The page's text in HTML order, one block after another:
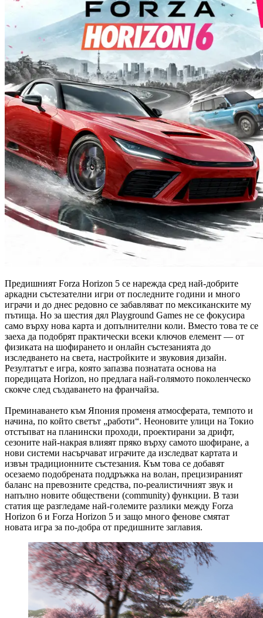
Предишният Forza Horizon 5 се нарежда сред най-добрите
аркадни състезателни игри от последните години и много
играчи и до днес редовно се забавляват по мексиканските му
пътища. Но за шестия дял Playground Games не се фокусира
само върху нова карта и допълнителни коли. Вместо това те се
заеха да подобрят практически всеки ключов елемент — от
физиката на шофирането и онлайн състезанията до
изследването на света, настройките и звуковия дизайн.
Резултатът е игра, която запазва познатата основа на
поредицата Horizon, но предлага най-голямото поколенческо
скокче след създаването на франчайза.
Преминаването към Япония променя атмосферата, темпото и
начина, по който светът „работи“. Неоновите улици на Токио
отстъпват на планински проходи, проектирани за дрифт,
сезоните най-накрая влияят пряко върху самото шофиране, а
нови системи насърчават играчите да изследват картата и
извън традиционните състезания. Към това се добавят
осезаемо подобрената поддръжка на волан, прецизираният
баланс на превозните средства, по-реалистичният звук и
напълно новите обществени (community) функции. В тази
статия ще разгледаме най-големите разлики между Forza
Horizon 6 и Forza Horizon 5 и защо много фенове смятат
новата игра за по-добра от предишните заглавия.